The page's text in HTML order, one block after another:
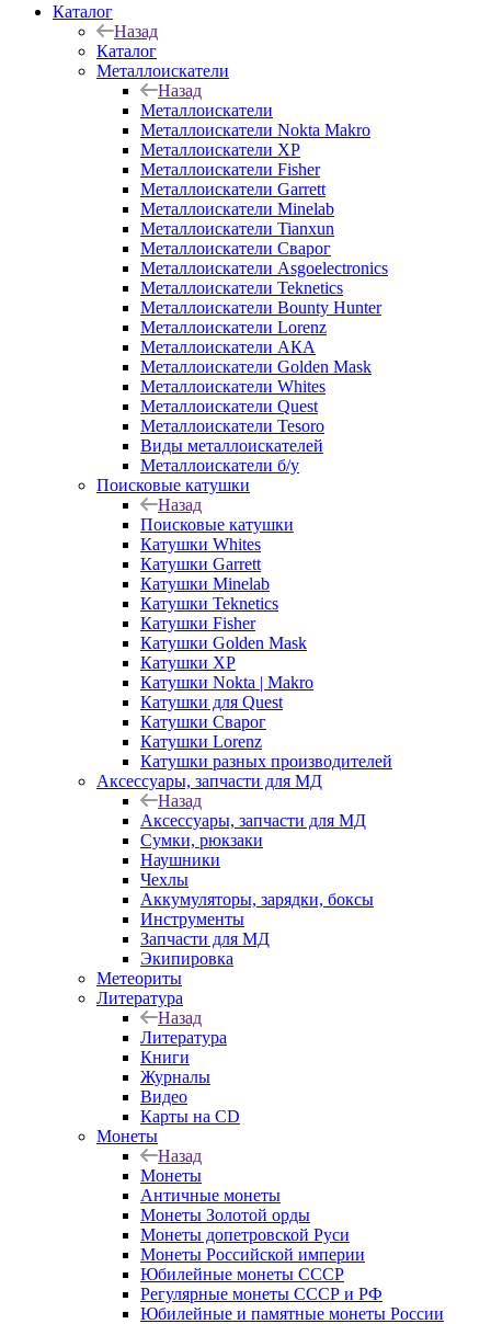
Каталог
Назад
Каталог
Металлоискатели
Назад
Металлоискатели
Металлоискатели Nokta Makro
Металлоискатели XP
Металлоискатели Fisher
Металлоискатели Garrett
Металлоискатели Minelab
Металлоискатели Tianxun
Металлоискатели Сварог
Металлоискатели Asgoelectronics
Металлоискатели Teknetics
Металлоискатели Bounty Hunter
Металлоискатели Lorenz
Металлоискатели АКА
Металлоискатели Golden Mask
Металлоискатели Whites
Металлоискатели Quest
Металлоискатели Tesoro
Виды металлоискателей
Металлоискатели б/у
Поисковые катушки
Назад
Поисковые катушки
Катушки Whites
Катушки Garrett
Катушки Minelab
Катушки Teknetics
Катушки Fisher
Катушки Golden Mask
Катушки XP
Катушки Nokta | Makro
Катушки для Quest
Катушки Сварог
Катушки Lorenz
Катушки разных производителей
Аксессуары, запчасти для МД
Назад
Аксессуары, запчасти для МД
Сумки, рюкзаки
Наушники
Чехлы
Аккумуляторы, зарядки, боксы
Инструменты
Запчасти для МД
Экипировка
Метеориты
Литература
Назад
Литература
Книги
Журналы
Видео
Карты на CD
Монеты
Назад
Монеты
Античные монеты
Монеты Золотой орды
Монеты допетровской Руси
Монеты Российской империи
Юбилейные монеты СССР
Регулярные монеты СССР и РФ
Юбилейные и памятные монеты России